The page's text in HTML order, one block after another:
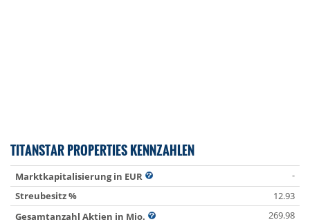
TITANSTAR PROPERTIES KENNZAHLEN
Marktkapitalisierung in EUR
-
Streubesitz %
12.93
Gesamtanzahl Aktien in Mio.
269.98